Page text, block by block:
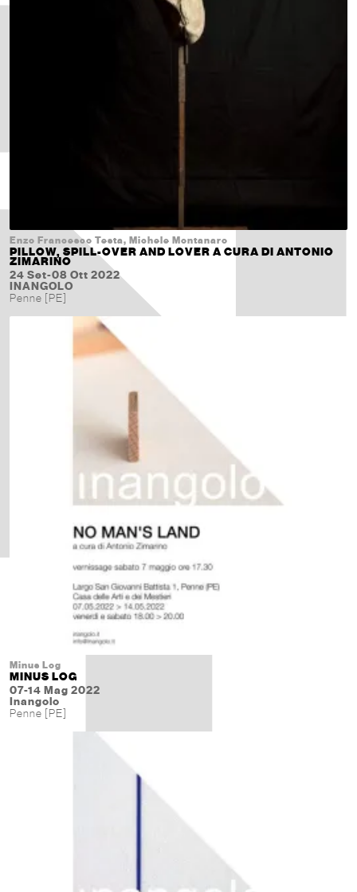
Enzo Francesco Testa, Michele Montanaro
PILLOW, SPILL-OVER AND LOVER A CURA DI ANTONIO
ZIMARINO
24 Set-08 Ott 2022
INANGOLO
Penne [PE]
Minus Log
MINUS LOG
07-14 Mag 2022
Inangolo
Penne [PE]